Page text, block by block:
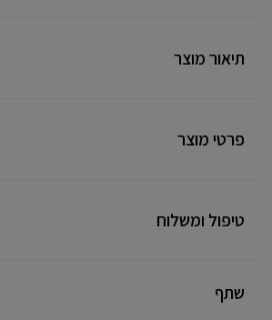
תיאור מוצר
פרטי מוצר
טיפול ומשלוח
שתף